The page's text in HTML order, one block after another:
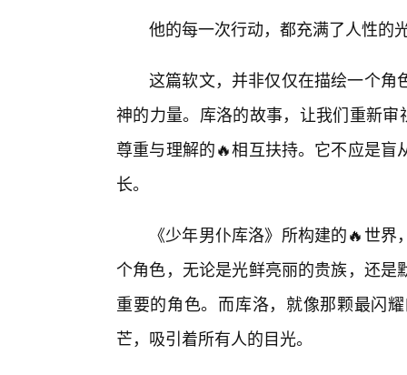
他的每一次行动，都充满了人性的
这篇软文，并非仅仅在描绘一个角
神的力量。库洛的故事，让我们重新
尊重与理解的🔥相互扶持。它不应是
长。
《少年男仆库洛》所构建的🔥世
个角色，无论是光鲜亮丽的贵族，还
重要的角色。而库洛，就像那颗最闪
芒，吸引着所有人的目光。